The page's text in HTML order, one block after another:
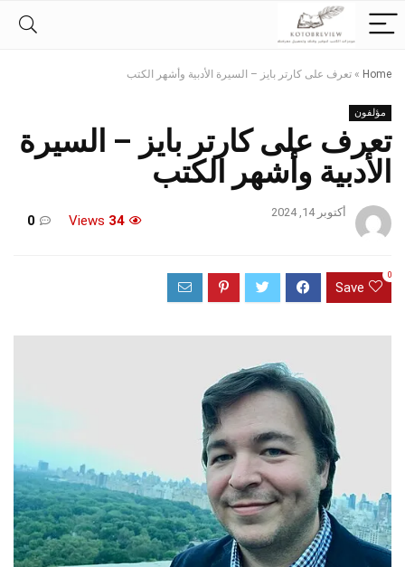
Home
» تعرف على كارتر بايز – السيرة الأدبية وأشهر الكتب
مؤلفون
تعرف على كارتر بايز – السيرة
الأدبية وأشهر الكتب
أكتوبر 14, 2024
34
0
Save
0